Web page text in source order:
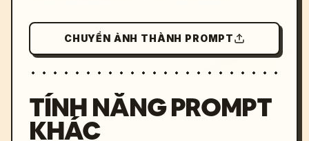
CHUYỂN ẢNH THÀNH PROMPT
TÍNH NĂNG PROMPT
KHÁC